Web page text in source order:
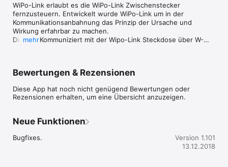
WiPo-Link erlaubt es die WiPo-Link Zwischenstecker
fernzusteuern. Entwickelt wurde WiPo-Link um in der
Kommunikationsanbahnung das Prinzip der Ursache und
Wirkung erfahrbar zu machen.
Die APP Kommuniziert mit der Wipo-Link Steckdose über W-
Modi wie Latch, Direct und Latch mit Timer zur Verfügung.
Das Aussehen des Buttons kann frei konfiguriert werden. Es
kann die Farbe, Größe, Form und das Bild eingestellt werden.
konfigurierbaren Zeit das Gerät wieder abschaltet.
mehr
Bewertungen & Rezensionen
Diese App hat noch nicht genügend Bewertungen oder
Rezensionen erhalten, um eine Übersicht anzuzeigen.
Neue Funktionen
Bugfixes.
Version 1.101
13.12.2018